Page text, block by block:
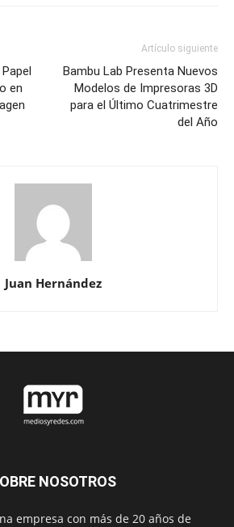
en
Artículo siguiente
Bambu Lab Presenta Nuevos
Modelos de Impresoras 3D
para el Último Cuatrimestre
del Año
Juan Hernández
NOSOTROS
empresa con más de 20 años de